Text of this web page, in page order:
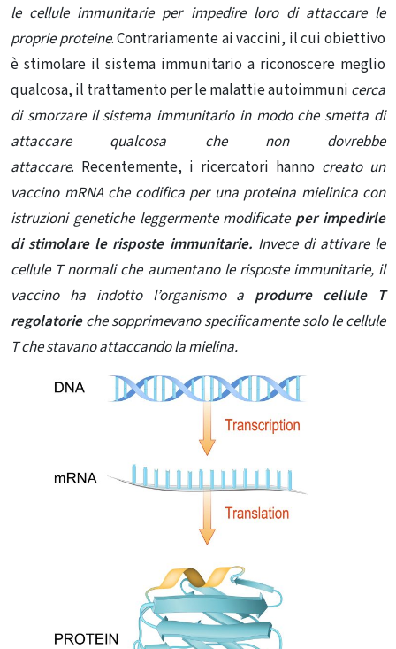
le cellule immunitarie per impedire loro di attaccare le
proprie proteine. Contrariamente ai vaccini, il cui obiettivo
è stimolare il sistema immunitario a riconoscere meglio
qualcosa, il trattamento per le malattie autoimmuni cerca
di smorzare il sistema immunitario in modo che smetta di
attaccare qualcosa che non dovrebbe
attaccare. Recentemente, i ricercatori hanno creato un
vaccino mRNA che codifica per una proteina mielinica con
istruzioni genetiche leggermente modificateper impedirle
di stimolare le risposte immunitarie. Invece di attivare le
cellule T normali che aumentano le risposte immunitarie, il
vaccino ha indotto l’organismo aprodurre cellule T
regolatorieche sopprimevano specificamente solo le cellule
T che stavano attaccando la mielina.